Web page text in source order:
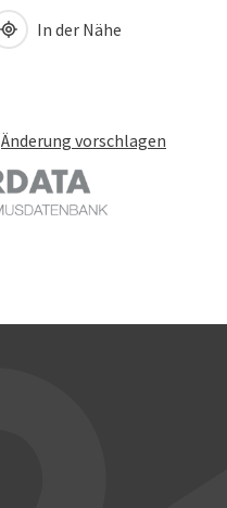
In der Nähe
Änderung vorschlagen